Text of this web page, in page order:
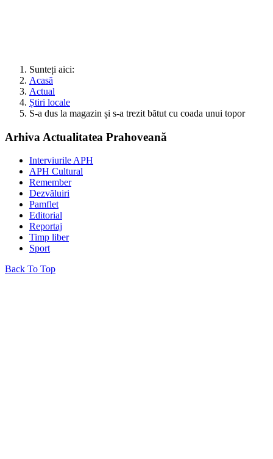
Sunteți aici:
Acasă
Actual
Știri locale
S-a dus la magazin și s-a trezit bătut cu coada unui topor
Arhiva Actualitatea Prahoveană
Interviurile APH
APH Cultural
Remember
Dezvăluiri
Pamflet
Editorial
Reportaj
Timp liber
Sport
Back To Top